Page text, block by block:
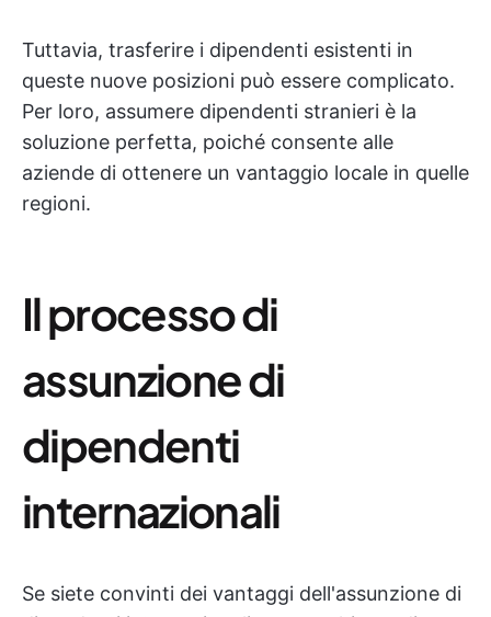
Tuttavia, trasferire i dipendenti esistenti in
queste nuove posizioni può essere complicato.
Per loro, assumere dipendenti stranieri è la
soluzione perfetta, poiché consente alle
aziende di ottenere un vantaggio locale in quelle
regioni.
Il processo di
assunzione di
dipendenti
internazionali
Se siete convinti dei vantaggi dell'assunzione di